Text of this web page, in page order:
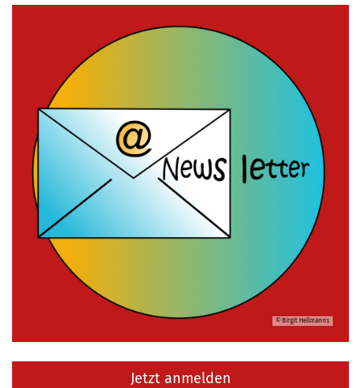
© Birgit Hellmanns
Jetzt anmelden